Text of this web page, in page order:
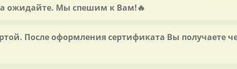
ожидайте. Мы спешим к Вам!🔥
После оформления сертификата Вы получаете